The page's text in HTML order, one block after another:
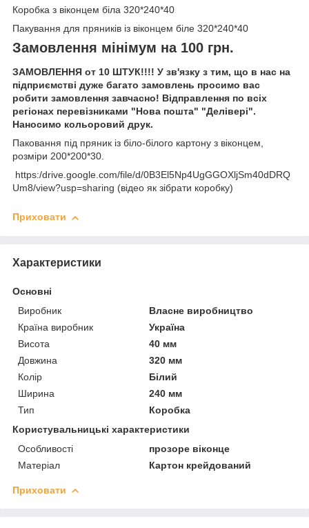
Коробка з віконцем біла 320*240*40
Пакування для пряників із віконцем біле 320*240*40
Замовлення мінімум на 100 грн.
ЗАМОВЛЕННЯ от 10 ШТУК!!!! У зв'язку з тим, що в нас на
підприємстві дуже багато замовлень просимо вас
робити замовлення завчасно! Відправлення по всіх
регіонах перевізниками "Нова пошта" "Делівері".
Наносимо кольоровий друк.
Паковання під пряник із біло-білого картону з віконцем,
розміри 200*200*30.
https:/drive.google.com/file/d/0B3El5Np4UgGGOXljSm40dDRQ
Um8/view?usp=sharing (відео як зібрати коробку)
Приховати
Характеристики
Основні
Виробник
Власне виробництво
Країна виробник
Україна
Висота
40 мм
Довжина
320 мм
Колір
Білий
Ширина
240 мм
Тип
Коробка
Користувальницькі характеристики
Особливості
прозоре віконце
Матеріал
Картон крейдований
Приховати